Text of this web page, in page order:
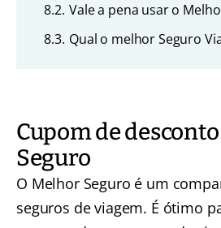
8.2. Vale a pena usar o
8.3. Qual o melhor Seguro
Cupom de
Seguro
O Melhor Seguro é um
seguros de viagem. É ótimo